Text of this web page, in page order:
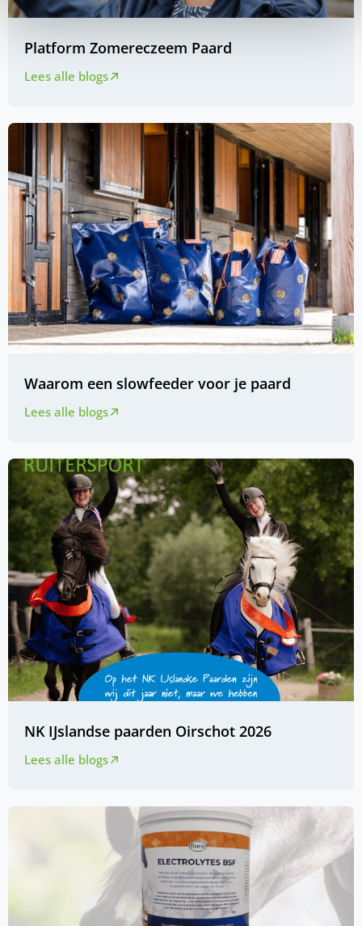
Platform Zomereczeem Paard
Lees alle blogs
Waarom een slowfeeder voor je paard
Lees alle blogs
NK IJslandse paarden Oirschot 2026
Lees alle blogs